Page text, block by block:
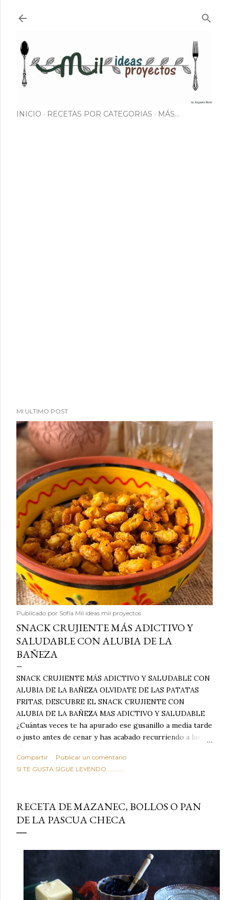
INICIO RECETAS POR CATEGORIAS MÁS…
MI ULTIMO POST
Publicado por Sofía Mil ideas mil proyectos
SNACK CRUJIENTE MÁS ADICTIVO Y
SALUDABLE CON ALUBIA DE LA
BAÑEZA
SNACK CRUJIENTE MÁS ADICTIVO Y SALUDABLE CON
ALUBIA DE LA BAÑEZA OLVIDATE DE LAS PATATAS
FRITAS, DESCUBRE EL SNACK CRUJIENTE CON
ALUBIA DE LA BAÑEZA MAS ADICTIVO Y SALUDABLE
¿Cuántas veces te ha apurado ese gusanillo a media tarde
o justo antes de cenar y has acabado recurriendo a las
típicas patatas de bolsa, frutos secos fritos o snacks
ultraprocesados llenos de grasas saturadas y sodio?
Todos hemos estado ahí. Sin embargo, cuidarse no tiene
satisface. Estas alubias crujientes al horno van a cambiar
por completo tu forma de ver las legumbres. Olvídate de
asociar las alubias únicamente a los guisos tradicionales y
revolucionaria, transformaremos un ingrediente tan
humilde como la alubia de La Bañeza en un snack ligero,
dorado, cargado de proteína y 100% natural. Es el
sustituto perfecto a los frutos se...
Compartir
Publicar un comentario
SI TE GUSTA SIGUE LEYENDO............
RECETA DE MAZANEC, BOLLOS O PAN
DE LA PASCUA CHECA